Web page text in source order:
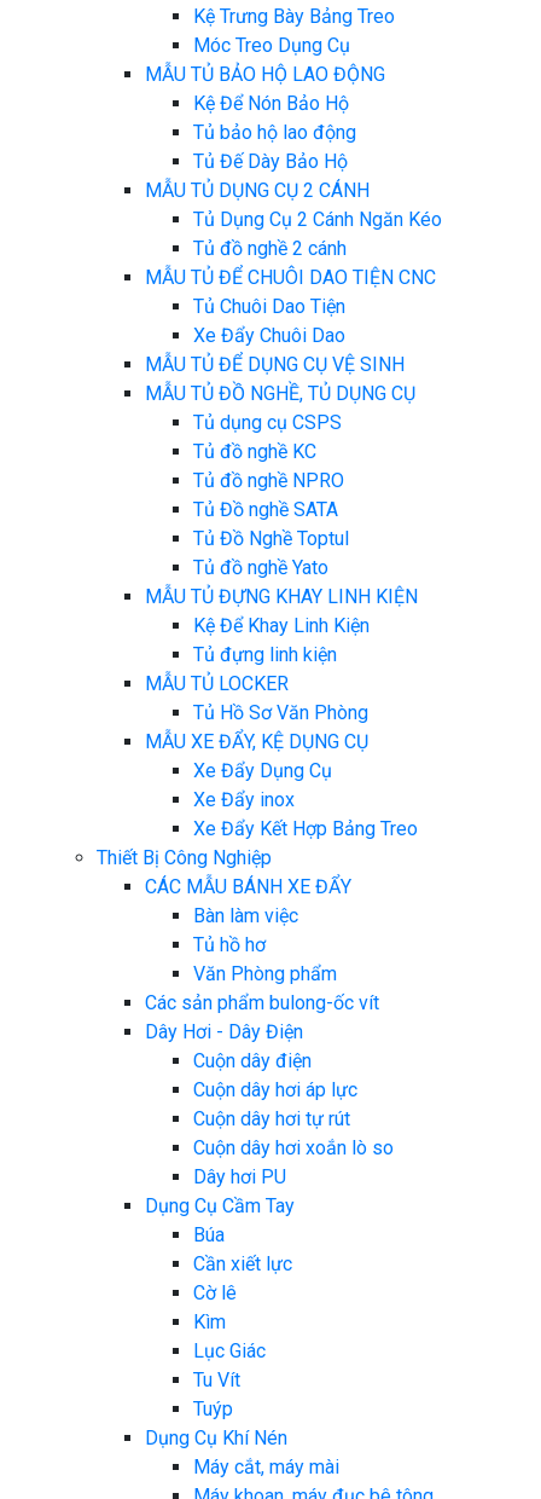
Kệ Trưng Bày Bảng Treo
Móc Treo Dụng Cụ
MẪU TỦ BẢO HỘ LAO ĐỘNG
Kệ Để Nón Bảo Hộ
Tủ bảo hộ lao động
Tủ Đế Dày Bảo Hộ
MẪU TỦ DỤNG CỤ 2 CÁNH
Tủ Dụng Cụ 2 Cánh Ngăn Kéo
Tủ đồ nghề 2 cánh
MẪU TỦ ĐỂ CHUÔI DAO TIỆN CNC
Tủ Chuôi Dao Tiện
Xe Đẩy Chuôi Dao
MẪU TỦ ĐỂ DỤNG CỤ VỆ SINH
MẪU TỦ ĐỒ NGHỀ, TỦ DỤNG CỤ
Tủ dụng cụ CSPS
Tủ đồ nghề KC
Tủ đồ nghề NPRO
Tủ Đồ nghề SATA
Tủ Đồ Nghề Toptul
Tủ đồ nghề Yato
MẪU TỦ ĐỰNG KHAY LINH KIỆN
Kệ Để Khay Linh Kiện
Tủ đựng linh kiện
MẪU TỦ LOCKER
Tủ Hồ Sơ Văn Phòng
MẪU XE ĐẨY, KỆ DỤNG CỤ
Xe Đẩy Dụng Cụ
Xe Đẩy inox
Xe Đẩy Kết Hợp Bảng Treo
Thiết Bị Công Nghiệp
CÁC MẪU BÁNH XE ĐẨY
Bàn làm việc
Tủ hồ hơ
Văn Phòng phẩm
Các sản phẩm bulong-ốc vít
Dây Hơi - Dây Điện
Cuộn dây điện
Cuộn dây hơi áp lực
Cuộn dây hơi tự rút
Cuộn dây hơi xoắn lò so
Dây hơi PU
Dụng Cụ Cầm Tay
Búa
Cần xiết lực
Cờ lê
Kìm
Lục Giác
Tu Vít
Tuýp
Dụng Cụ Khí Nén
Máy cắt, máy mài